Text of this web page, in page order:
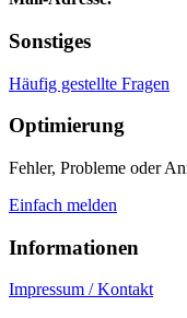
Sonstiges
Häufig gestellte Fragen
Optimierung
Fehler, Probleme oder
Einfach melden
Informationen
Impressum / Kontakt